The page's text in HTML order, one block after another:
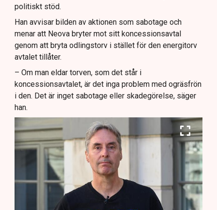
politiskt stöd.
Han avvisar bilden av aktionen som sabotage och
menar att Neova bryter mot sitt koncessionsavtal
genom att bryta odlingstorv i stället för den energitorv
avtalet tillåter.
– Om man eldar torven, som det står i
koncessionsavtalet, är det inga problem med ogräsfrön
i den. Det är inget sabotage eller skadegörelse, säger
han.